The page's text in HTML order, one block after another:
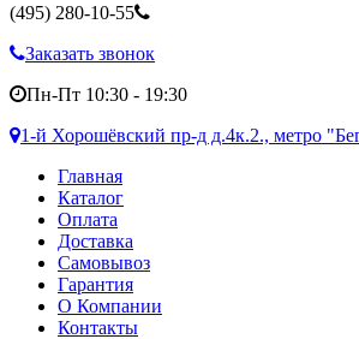
(495) 280-10-55
Заказать звонок
Пн-Пт 10:30 - 19:30
1-й Хорошёвский пр-д д.4к.2., метро
Главная
Каталог
Оплата
Доставка
Самовывоз
Гарантия
О Компании
Контакты